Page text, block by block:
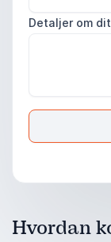
Detaljer om
Hvordan